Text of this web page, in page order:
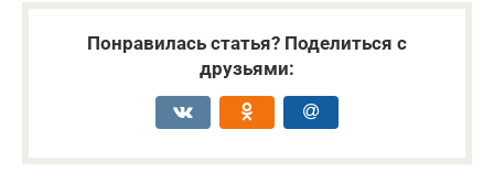
Понравилась статья? Поделиться с
друзьями: